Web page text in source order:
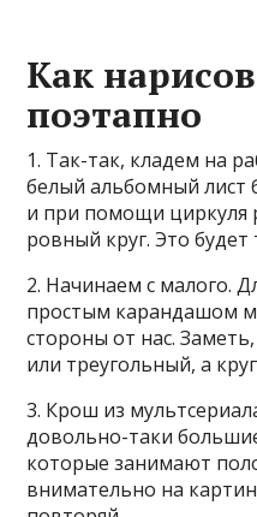
Как
поэтапно
1. Так-так, кладем на
белый альбомный лист
и при помощи циркуля
ровный круг. Это
2. Начинаем с малого.
простым карандашом
стороны от нас.
или треугольный, а
3. Крош из
довольно-таки
которые занимают
внимательно на